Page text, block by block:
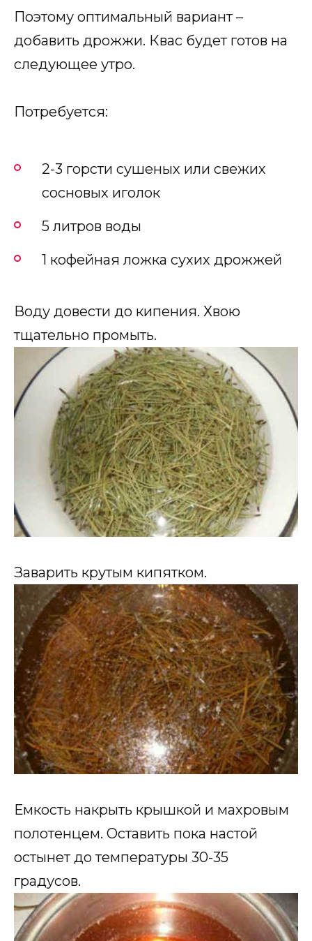
Поэтому оптимальный вариант –
добавить дрожжи. Квас будет готов на
следующее утро.
Потребуется:
2-3 горсти сушеных или свежих
сосновых иголок
5 литров воды
1 кофейная ложка сухих дрожжей
Воду довести до кипения. Хвою
тщательно промыть.
Заварить крутым кипятком.
Емкость накрыть крышкой и махровым
полотенцем. Оставить пока настой
остынет до температуры 30-35
градусов.